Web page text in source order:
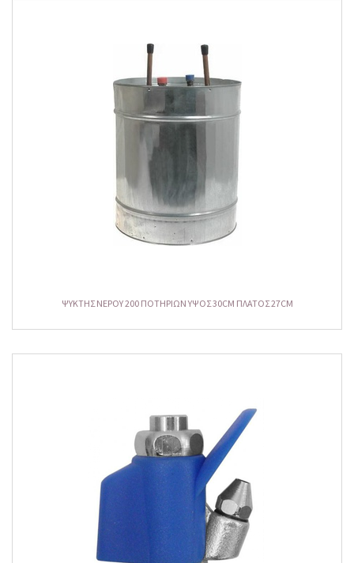
ΨΥΚΤΗΣ NEPOY 200 ΠΟΤΗΡΙΩΝ ΥΨΟΣ 30CM ΠΛΑΤΟΣ 27CM